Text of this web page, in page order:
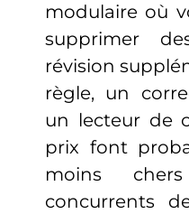
modulaire où
supprimer
révision
règle, un
un lecteur de
prix font
moins
concurrents